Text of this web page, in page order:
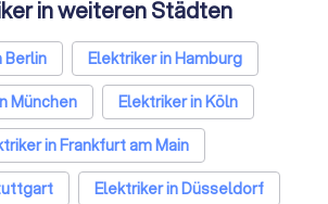
in weiteren Städten
Berlin
Elektriker in Hamburg
München
Elektriker in Köln
in Frankfurt am Main
Elektriker in Düsseldorf